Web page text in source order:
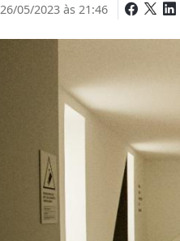
26/05/2023 às 21:46